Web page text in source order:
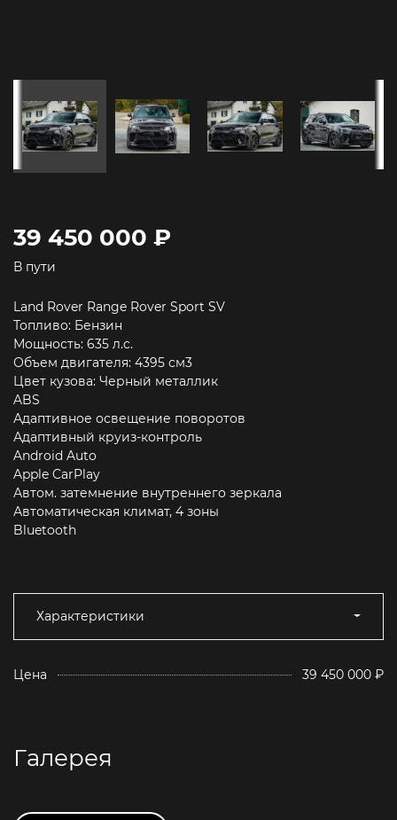
39 450 000 ₽
В пути
Land Rover Range Rover Sport SV
Топливо: Бензин
Мощность: 635 л.c.
Объем двигателя: 4395 см3
Цвет кузова: Черный металлик
ABS
Адаптивное освещение поворотов
Адаптивный круиз-контроль
Android Auto
Apple CarPlay
Автом. затемнение внутреннего зеркала
Автоматическая климат, 4 зоны
Bluetooth
Характеристики
Цена 39 450 000 ₽
Галерея